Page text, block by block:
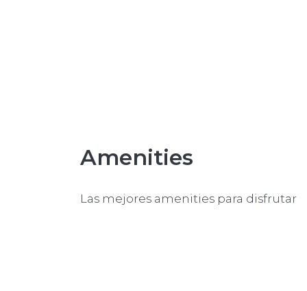
Amenities
Las mejores amenities para disfrutar